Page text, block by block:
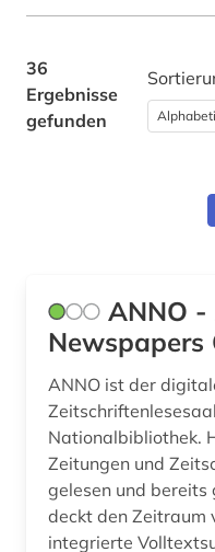
medizin (3)
open science (1)
pharmazie (1)
physiotherapie (1)
politik (1)
36
Ergebnisse
gefunden
ANNO
Newspapers
ANNO ist der
Nationalbibliothek.
Zeitungen und
gelesen und bereits
deckt den Zeitraum
integrierte